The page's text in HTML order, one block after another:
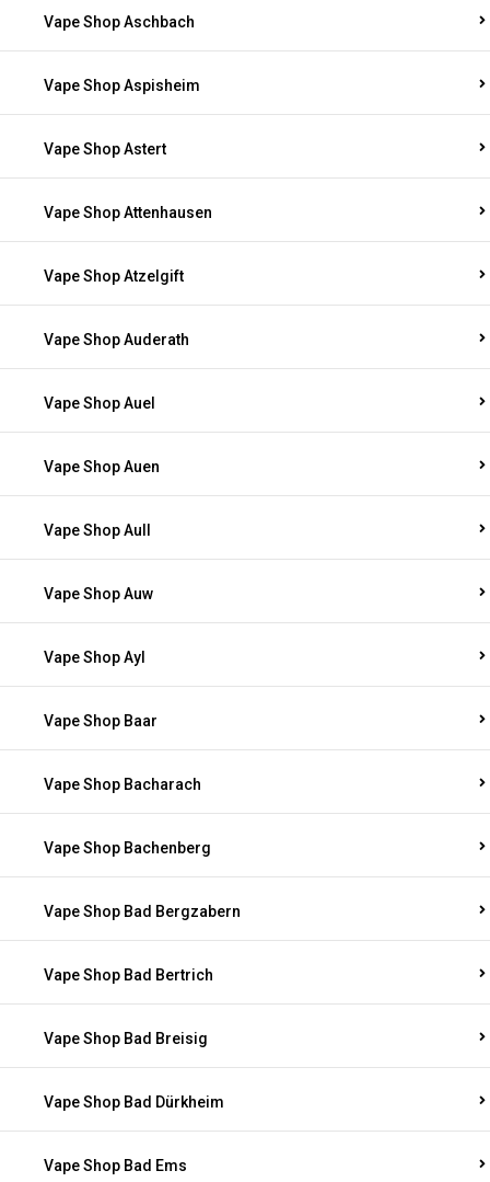
Vape Shop Aschbach
Vape Shop Aspisheim
Vape Shop Astert
Vape Shop Attenhausen
Vape Shop Atzelgift
Vape Shop Auderath
Vape Shop Auel
Vape Shop Auen
Vape Shop Aull
Vape Shop Auw
Vape Shop Ayl
Vape Shop Baar
Vape Shop Bacharach
Vape Shop Bachenberg
Vape Shop Bad Bergzabern
Vape Shop Bad Bertrich
Vape Shop Bad Breisig
Vape Shop Bad Dürkheim
Vape Shop Bad Ems